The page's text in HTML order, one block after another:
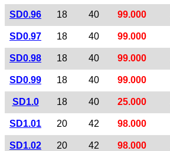
SD0.96 18 40 99.000
SD0.97 18 40 99.000
SD0.98 18 40 99.000
SD0.99 18 40 99.000
SD1.0 18 40 25.000
SD1.01 20 42 98.000
SD1.02 20 42 98.000